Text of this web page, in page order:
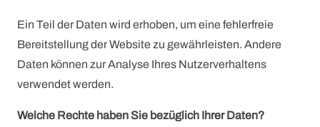
Ein Teil der Daten wird erhoben, um eine fehlerfreie
Bereitstellung der Website zu gewährleisten. Andere
Daten können zur Analyse Ihres Nutzerverhaltens
verwendet werden.
Welche Rechte haben Sie bezüglich Ihrer Daten?